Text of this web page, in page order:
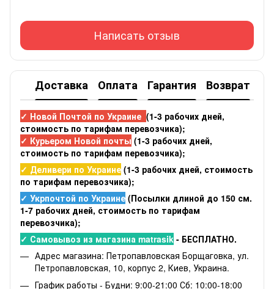
Написать отзыв
Доставка Оплата Гарантия Возврат
✓ Новой Почтой по Украине (1-3 рабочих дней,
стоимость по тарифам перевозчика);
✓ Курьером Новой почты (1-3 рабочих дней,
стоимость по тарифам перевозчика);
✓ Деливери по Украине (1-3 рабочих дней, стоимость
по тарифам перевозчика);
✓ Укрпочтой по Украине (Посылки длиной до 150 см.
1-7 рабочих дней, стоимость по тарифам
перевозчика);
✓ Самовывоз из магазина matrasik - БЕСПЛАТНО.
Адрес магазина: Петропавловская Борщаговка, ул.
Петропавловская, 10, корпус 2, Киев, Украина.
График работы - Будни: 9:00-21:00 Сб: 10:00-18:00